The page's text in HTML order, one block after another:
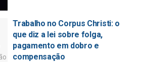
Trabalho no Corpus Christi: o
que diz a lei sobre folga,
pagamento em dobro e
compensação